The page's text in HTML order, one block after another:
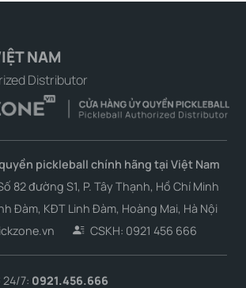
NAM
Distributor
pickleball chính hãng tại Việt Nam
82 đường S1, P. Tây Thạnh, Hồ Chí Minh
Đàm, KĐT Linh Đàm, Hoàng Mai, Hà Nội
CSKH: 0921 456 666
7: 0921.456.666